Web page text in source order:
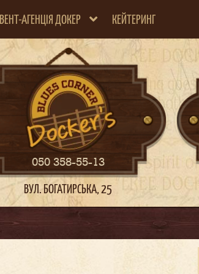
ІВЕНТ-АГЕНЦІЯ ДОКЕР КЕЙТЕРИНГ
050 358-55-13
ВУЛ. БОГАТИРСЬКА, 25